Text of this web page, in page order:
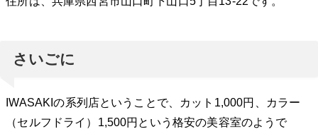
さいごに
IWASAKIの系列店ということで、カット1,000円、カラー
（セルフドライ）1,500円という格安の美容室のようで